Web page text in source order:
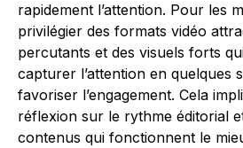
rapidement l’attention. Pour les
privilégier des formats vidéo
percutants et des visuels forts
capturer l’attention en quelques
favoriser l’engagement. Cela
réflexion sur le rythme éditorial
contenus qui fonctionnent le